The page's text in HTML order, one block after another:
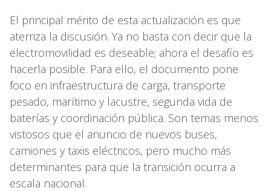
El principal mérito de esta actualización es que
aterriza la discusión. Ya no basta con decir que la
electromovilidad es deseable; ahora el desafío es
hacerla posible. Para ello, el documento pone
foco en infraestructura de carga, transporte
pesado, marítimo y lacustre, segunda vida de
baterías y coordinación pública. Son temas menos
vistosos que el anuncio de nuevos buses,
camiones y taxis eléctricos, pero mucho más
determinantes para que la transición ocurra a
escala nacional.